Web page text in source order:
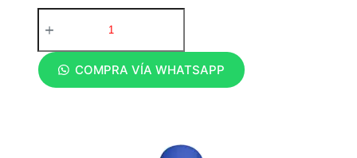
COMPRA VÍA WHATSAPP